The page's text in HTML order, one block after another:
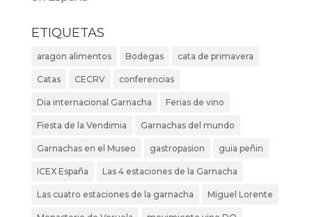
ETIQUETAS
aragon alimentos Bodegas cata de primavera
Catas CECRV conferencias
Dia internacional Garnacha Ferias de vino
Fiesta de la Vendimia Garnachas del mundo
Garnachas en el Museo gastropasion guia peñin
ICEX España Las 4 estaciones de la Garnacha
Las cuatro estaciones de la garnacha Miguel Lorente